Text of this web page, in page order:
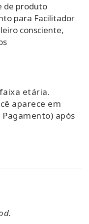
de produto
para Facilitador
consciente,
etária.
aparece em
após